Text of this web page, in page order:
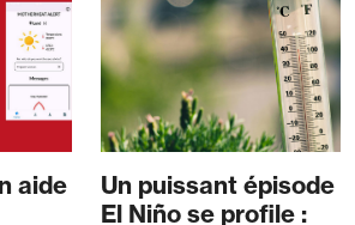
aide
Un puissant épisode
El Niño se profile :